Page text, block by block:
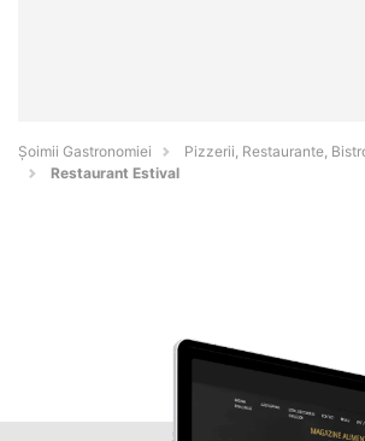
Șoimii Gastronomiei
Pizzerii, Restaurante,
Restaurant Estival